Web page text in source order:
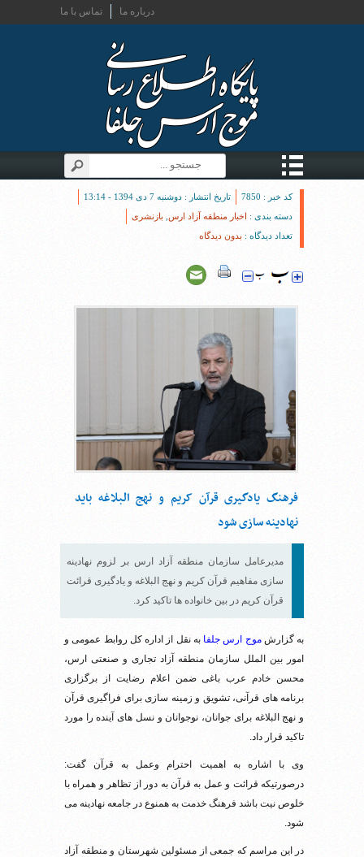
تماس با ما درباره ما
کد خبر : 7850
تاریخ انتشار : دوشنبه 7 دی 1394 - 13:14
دسته بندی : اخبار منطقه آزاد ارس
بازنشری
تعداد دیدگاه : بدون دیدگاه
فرهنگ یادگیری قرآن کریم و نهج البلاغه باید
نهادینه سازی شود
مدیرعامل سازمان منطقه آزاد ارس بر لزوم نهادینه
سازی مفاهیم قرآن کریم و نهج البلاغه و یادگیری قرائت
قرآن کریم در بین خانواده ها تاکید کرد.
به گزارشموج ارس جلفا به نقل از اداره کل روابط عمومی و
امور بین الملل سازمان منطقه آزاد تجاری و صنعتی ارس،
محسن خادم عرب باغی ضمن اعلام رضایت از برگزاری
برنامه های قرآنی، تشویق و زمینه سازی برای فراگیری قرآن
و نهج البلاغه برای جوانان، نوجوانان و نسل های آینده را مورد
تاکید قرار داد.
وی با اشاره به اهمیت احترام وعمل به قرآن گفت:
درصورتیکه قرائت و عمل به قرآن به دور از تظاهر و همراه با
خلوص نیت باشد فرهنگ خدمت به همنوع در جامعه نهادینه می
شود.
در این مراسم که جمعی از مسئولین شهرستان و منطقه آزاد